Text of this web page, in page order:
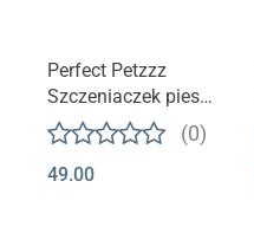
Produkt niedostępny
Perfect Petzzz
Szczeniaczek piesek
Beagle na legowisku
(0)
49.00